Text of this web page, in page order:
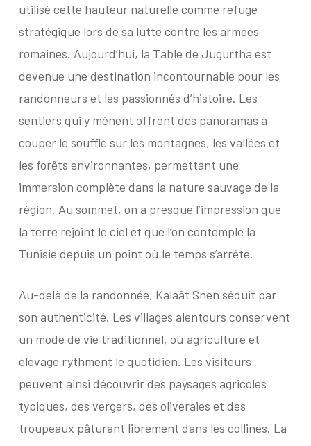
utilisé cette hauteur naturelle comme refuge
stratégique lors de sa lutte contre les armées
romaines. Aujourd’hui, la Table de Jugurtha est
devenue une destination incontournable pour les
randonneurs et les passionnés d’histoire. Les
sentiers qui y mènent offrent des panoramas à
couper le souffle sur les montagnes, les vallées et
les forêts environnantes, permettant une
immersion complète dans la nature sauvage de la
région. Au sommet, on a presque l’impression que
la terre rejoint le ciel et que l’on contemple la
Tunisie depuis un point où le temps s’arrête.
Au-delà de la randonnée, Kalaât Snen séduit par
son authenticité. Les villages alentours conservent
un mode de vie traditionnel, où agriculture et
élevage rythment le quotidien. Les visiteurs
peuvent ainsi découvrir des paysages agricoles
typiques, des vergers, des oliveraies et des
troupeaux pâturant librement dans les collines. La